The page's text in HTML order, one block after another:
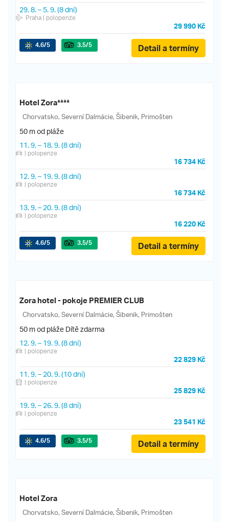
29. 8.– 5. 9.(8 dní)
Praha| polopenze
29 990 Kč
4.6/5 3.5/5 Detail a termíny
Hotel Zora****
Chorvatsko, Severní Dalmácie, Šibenik, Primošten
50 m od pláže
11. 9.– 18. 9.(8 dní)
| polopenze
16 734 Kč
12. 9.– 19. 9.(8 dní)
| polopenze
16 734 Kč
13. 9.– 20. 9.(8 dní)
| polopenze
16 220 Kč
4.6/5 3.5/5 Detail a termíny
Zora hotel - pokoje PREMIER CLUB
Chorvatsko, Severní Dalmácie, Šibenik, Primošten
50 m od pláže Dítě zdarma
12. 9.– 19. 9.(8 dní)
| polopenze
22 829 Kč
11. 9.– 20. 9.(10 dní)
| polopenze
25 829 Kč
19. 9.– 26. 9.(8 dní)
| polopenze
23 541 Kč
4.6/5 3.5/5 Detail a termíny
Hotel Zora
Chorvatsko, Severní Dalmácie, Šibenik, Primošten